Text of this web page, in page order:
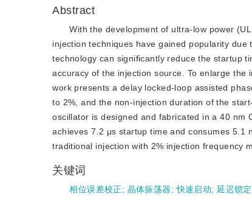
Abstract
With the development of ultra-low power
injection techniques have gained popularity
technology can significantly reduce the startup
accuracy of the injection source. To enlarge
work presents a delay locked-loop assisted
to 2%, and the non-injection duration of the
oscillator is designed and fabricated in a 40 nm
achieves 7.2 μs startup time and consumes 5.1
traditional injection with 2% injection frequency
关键词
相位误差校正; 晶体振荡器;快速启动;延迟锁